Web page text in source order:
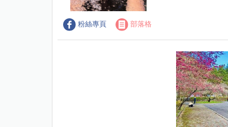
粉絲專頁 部落格